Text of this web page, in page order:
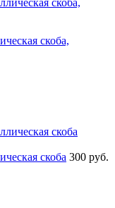
скоба,
скоба 300 руб.